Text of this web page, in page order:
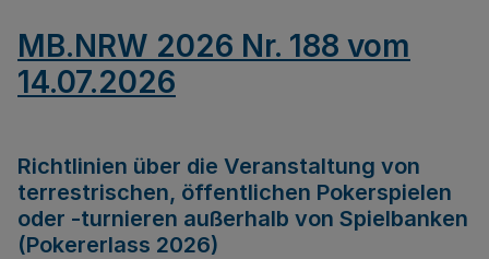
MB.NRW 2026 Nr. 188 vom
14.07.2026
Richtlinien über die Veranstaltung von
terrestrischen, öffentlichen Pokerspielen
oder -turnieren außerhalb von Spielbanken
(Pokererlass 2026)